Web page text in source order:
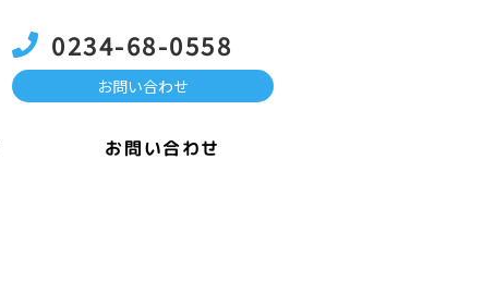
0234-68-0558
お問い合わせ
お問い合わせ